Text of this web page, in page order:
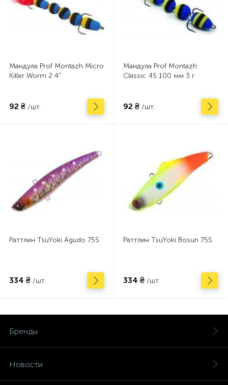
Мандула Prof Montazh Micro
Killer Worm 2.4"
92 ₴ /шт.
Мандула Prof Montazh
Classic 4S 100 мм 3 г
92 ₴ /шт.
Раттлин TsuYoki Agudo 75S
334 ₴ /шт.
Раттлин TsuYoki Bosun 75S
334 ₴ /шт.
Бренды
Новости